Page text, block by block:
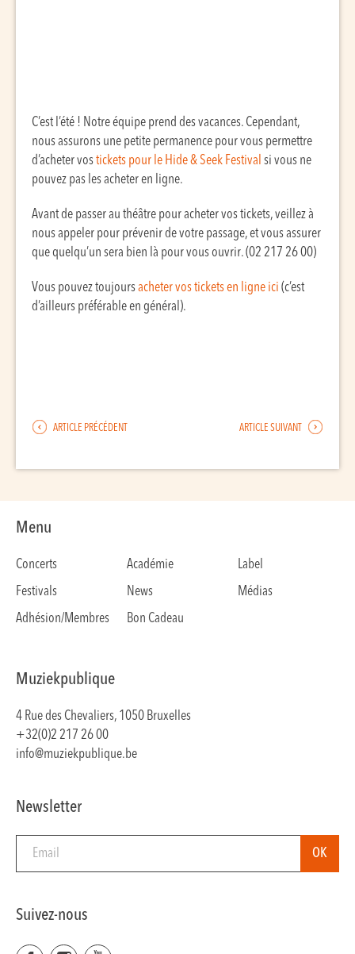
C’est l’été ! Notre équipe prend des vacances. Cependant,
nous assurons une petite permanence pour vous permettre
d’acheter vostickets pour le Hide & Seek Festival si vous ne
pouvez pas les acheter en ligne.
Avant de passer au théâtre pour acheter vos tickets, veillez à
nous appeler pour prévenir de votre passage, et vous assurer
que quelqu’un sera bien là pour vous ouvrir. (02 217 26 00)
Vous pouvez toujoursacheter vos tickets en ligne ici (c’est
d’ailleurs préférable en général).
ARTICLE PRÉCÉDENT ARTICLE SUIVANT
Menu
Concerts Académie
Label
Festivals
News
Médias
Adhésion/Membres
Bon Cadeau
Muziekpublique
4 Rue des Chevaliers, 1050 Bruxelles
+32(0)2 217 26 00
info@muziekpublique.be
Newsletter
Suivez-nous